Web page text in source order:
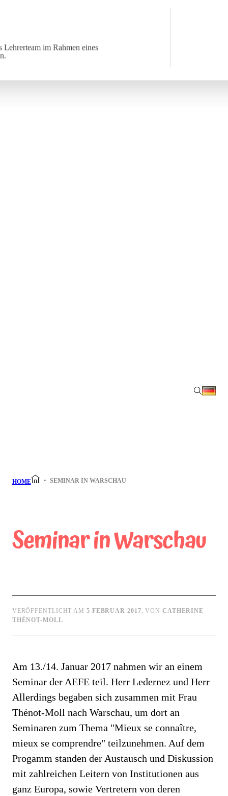
im Rahmen eines
HOME SEMINAR IN WARSCHAU
Seminar in Warschau
VERÖFFENTLICHT AM 5 FEBRUAR 2017, VON CATHERINE
THÉNOT-MOLL
Am 13./14. Januar 2017 nahmen wir an einem
Seminar der AEFE teil. Herr Ledernez und Herr
Allerdings begaben sich zusammen mit Frau
Thénot-Moll nach Warschau, um dort an
Seminaren zum Thema "Mieux se connaître,
mieux se comprendre" teilzunehmen. Auf dem
Progamm standen der Austausch und Diskussion
mit zahlreichen Leitern von Institutionen aus
ganz Europa, sowie Vertretern von deren